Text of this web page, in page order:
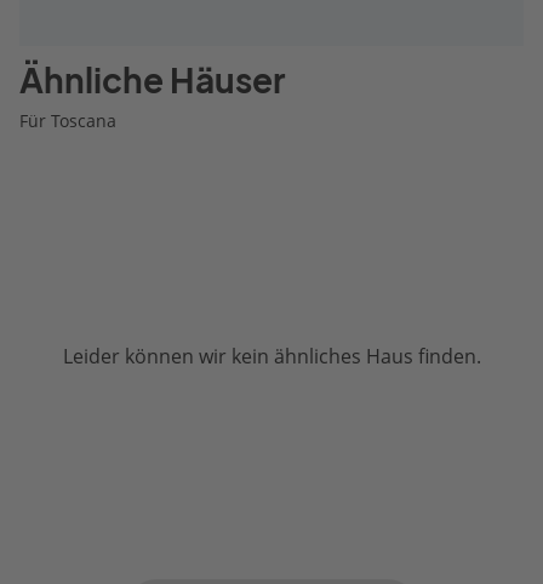
Ähnliche Häuser
Für Toscana
Leider können wir kein ähnliches Haus finden.